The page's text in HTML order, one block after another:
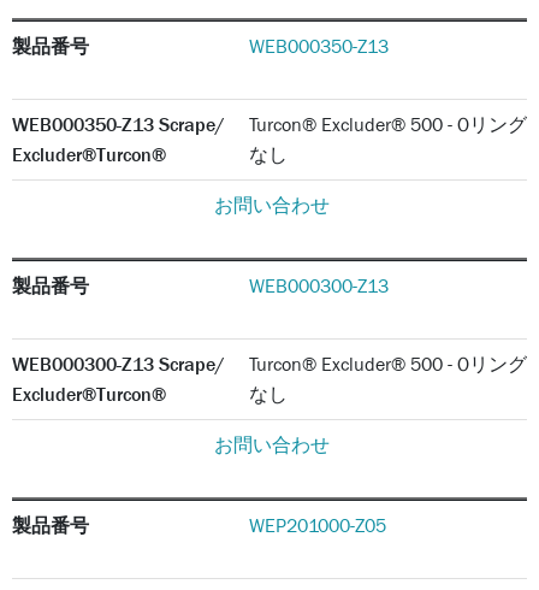
製品番号 WEB000350-Z13
WEB000350-Z13 Scrape/
Excluder®Turcon®
Turcon® Excluder® 500 - Oリング
なし
お問い合わせ
製品番号 WEB000300-Z13
WEB000300-Z13 Scrape/
Excluder®Turcon®
Turcon® Excluder® 500 - Oリング
なし
お問い合わせ
製品番号 WEP201000-Z05